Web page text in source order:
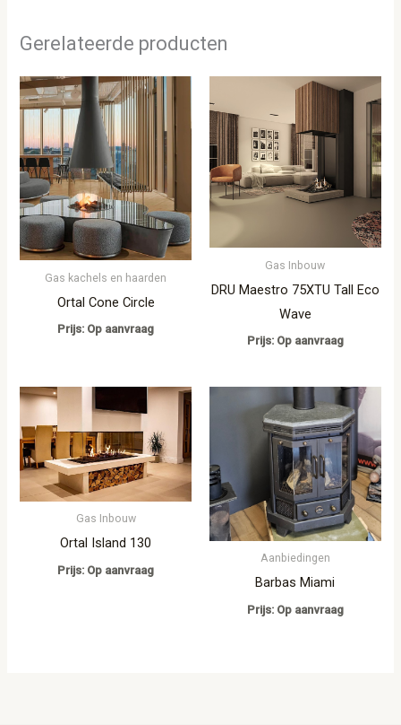
Gerelateerde producten
Gas kachels en haarden
Ortal Cone Circle
Prijs: Op aanvraag
Gas Inbouw
DRU Maestro 75XTU Tall Eco
Wave
Prijs: Op aanvraag
Gas Inbouw
Ortal Island 130
Prijs: Op aanvraag
Aanbiedingen
Barbas Miami
Prijs: Op aanvraag